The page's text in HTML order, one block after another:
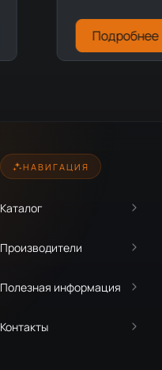
Подробнее
НАВИГАЦИЯ
Каталог
Производители
Полезная информация
Контакты